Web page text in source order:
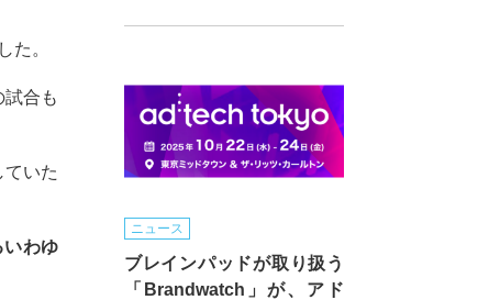
た。
合も
いた
いわゆ
ニュース
ブレインパッドが取り扱う
「Brandwatch」が、アド